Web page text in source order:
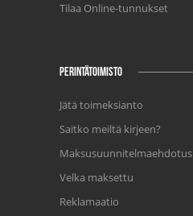
Tilaa Online-tunnukset
PERINTÄTOIMISTO
Jätä toimeksianto
Saitko meiltä kirjeen?
Maksusuunnitelmaehdotus
Velka maksettu
Reklamaatio